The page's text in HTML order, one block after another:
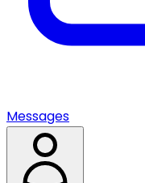
Messages